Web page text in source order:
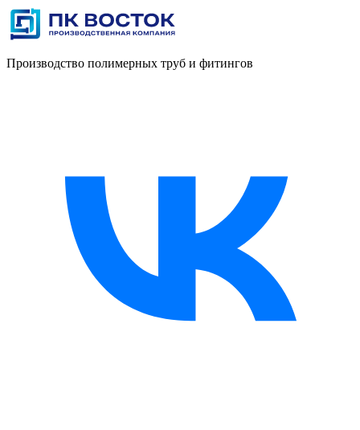
Производство полимерных труб и фитингов